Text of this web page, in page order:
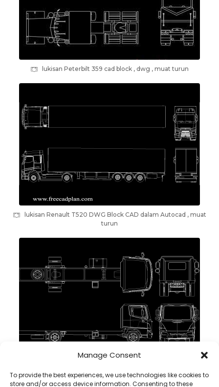
Manage Consent
To provide the best experiences, we use technologies like cookies to
store and/or access device information. Consenting to these
lukisan Peterbilt 359 cad block , dwg , muat turun
lukisan Renault T520 DWG Block CAD dalam Autocad , muat
turun